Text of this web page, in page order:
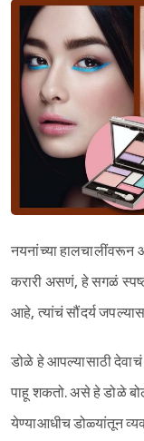
नयनांच्या
करारी असणं, हे सगळं
आहे, त्यांचं सौंदर्य
डोळे हे आपल्यासाठी
पाहू शकतो. असे हे डोळे
येण्याआधीच डोळ्यांतून